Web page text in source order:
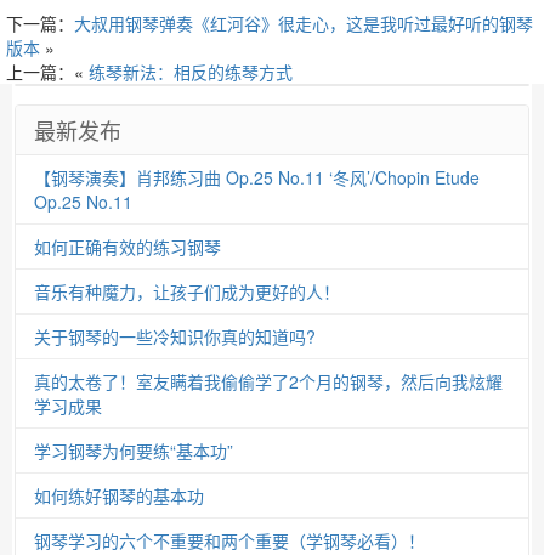
下一篇： 大叔用钢琴弹奏《红河谷》很走心，这是我听过最好听的钢琴
版本 »
上一篇：« 练琴新法：相反的练琴方式
最新发布
【钢琴演奏】肖邦练习曲 Op.25 No.11 ‘冬风’/Chopin Etude
Op.25 No.11
如何正确有效的练习钢琴
音乐有种魔力，让孩子们成为更好的人！
关于钢琴的一些冷知识你真的知道吗?
真的太卷了！室友瞒着我偷偷学了2个月的钢琴，然后向我炫耀
学习成果
学习钢琴为何要练“基本功”
如何练好钢琴的基本功
钢琴学习的六个不重要和两个重要（学钢琴必看）！